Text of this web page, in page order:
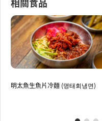
明太魚生魚片冷麵 (명태회냉면)